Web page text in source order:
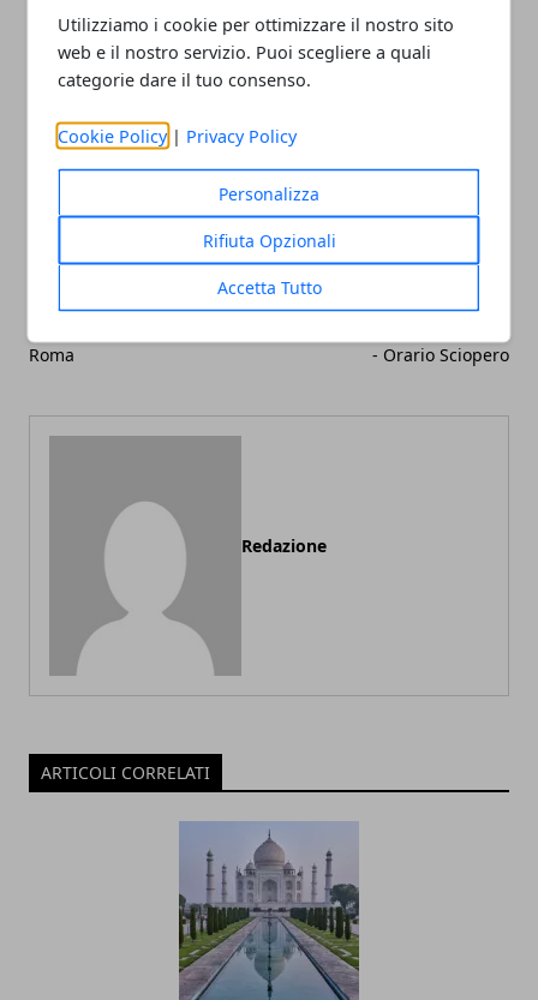
Utilizziamo i cookie per ottimizzare il nostro sito
web e il nostro servizio. Puoi scegliere a quali
categorie dare il tuo consenso.
Cookie Policy | Privacy Policy
Personalizza
Rifiuta Opzionali
Accetta Tutto
Facebook
Al Museo Napoleonico di
Charlotte Bonaparte fino al
Roma
Il 19 Febbraio 2010
Trasporti Mezzi Pubblici e
- Orario Sciopero
Redazione
ARTICOLI CORRELATI